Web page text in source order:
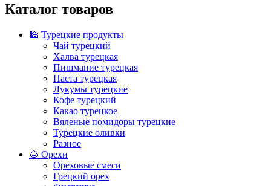
Каталог товаров
🕌 Турецкие продукты
Чай турецкий
Халва турецкая
Пишмание турецкая
Паста турецкая
Лукумы турецкие
Кофе турецкий
Какао турецкое
Вяленые помидоры турецкие
Турецкие оливки
Разное
🌰 Орехи
Ореховые смеси
Грецкий орех